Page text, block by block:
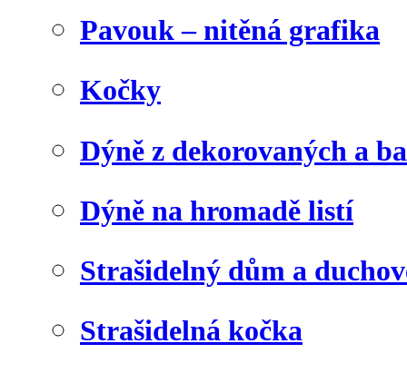
Pavouk – nitěná grafika
Kočky
Dýně z dekorovaných a
Dýně na hromadě listí
Strašidelný dům a
Strašidelná kočka